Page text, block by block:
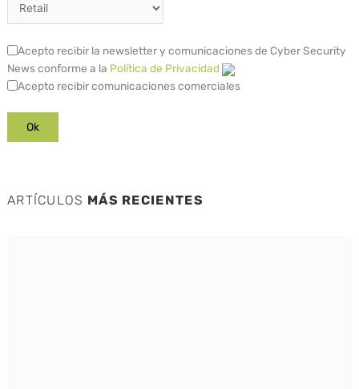
Acepto recibir la newsletter y comunicaciones de Cyber Security
News conforme a la Política de Privacidad
Acepto recibir comunicaciones comerciales
ARTÍCULOS MÁS RECIENTES